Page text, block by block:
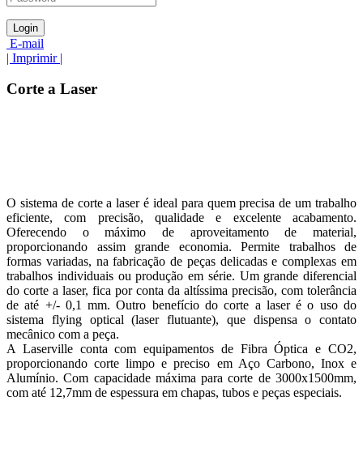
E-mail
| Imprimir |
Corte a Laser
O sistema de corte a laser é ideal para quem precisa de um trabalho
eficiente, com precisão, qualidade e excelente acabamento.
Oferecendo o máximo de aproveitamento de material,
proporcionando assim grande economia. Permite trabalhos de
formas variadas, na fabricação de peças delicadas e complexas em
trabalhos individuais ou produção em série. Um grande diferencial
do corte a laser, fica por conta da altíssima precisão, com tolerância
de até +/- 0,1 mm. Outro benefício do corte a laser é o uso do
sistema flying optical (laser flutuante), que dispensa o contato
mecânico com a peça.
A Laserville conta com equipamentos de Fibra Óptica e CO2,
proporcionando corte limpo e preciso em Aço Carbono, Inox e
Alumínio. Com capacidade máxima para corte de 3000x1500mm,
com até 12,7mm de espessura em chapas, tubos e peças especiais.